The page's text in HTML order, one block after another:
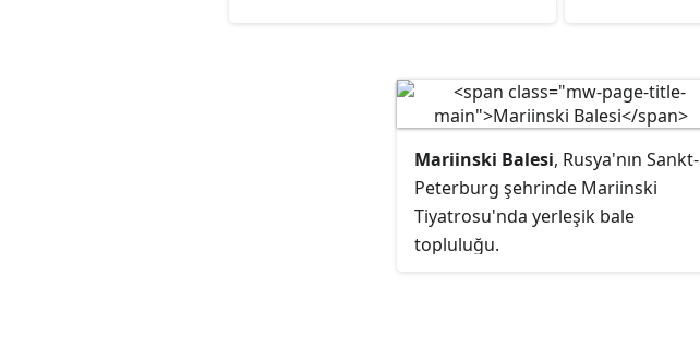
Mariinski Balesi, Rusya'nın Sankt-
Peterburg şehrinde Mariinski
Tiyatrosu'nda yerleşik bale
topluluğu.